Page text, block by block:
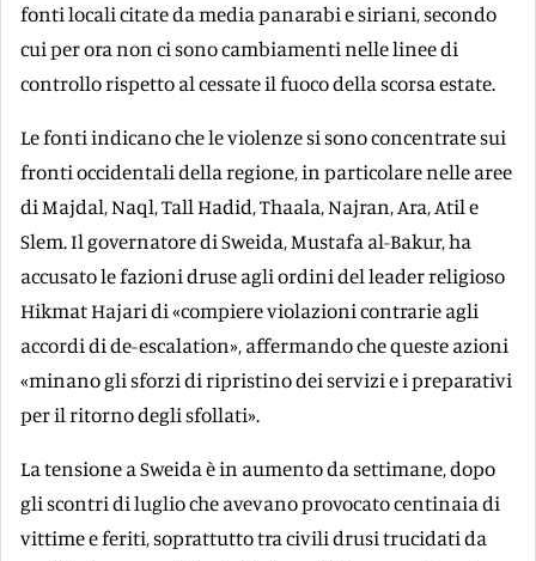
fonti locali citate da media panarabi e siriani, secondo
cui per ora non ci sono cambiamenti nelle linee di
controllo rispetto al cessate il fuoco della scorsa estate.
Le fonti indicano che le violenze si sono concentrate sui
fronti occidentali della regione, in particolare nelle aree
di Majdal, Naql, Tall Hadid, Thaala, Najran, Ara, Atil e
Slem. Il governatore di Sweida, Mustafa al-Bakur, ha
accusato le fazioni druse agli ordini del leader religioso
Hikmat Hajari di «compiere violazioni contrarie agli
accordi di de-escalation», affermando che queste azioni
«minano gli sforzi di ripristino dei servizi e i preparativi
per il ritorno degli sfollati».
La tensione a Sweida è in aumento da settimane, dopo
gli scontri di luglio che avevano provocato centinaia di
vittime e feriti, soprattutto tra civili drusi trucidati da